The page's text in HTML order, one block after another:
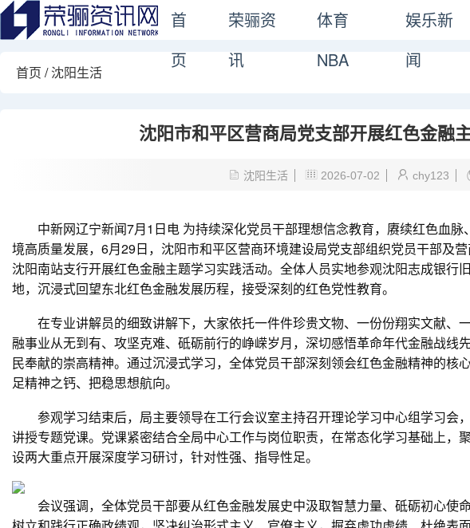
首
页
荣骊资
讯
体育
NBA
娱乐新
闻
首页 /沈阳生活
沈阳市和平区营商局党支部开展红色金融
沈阳生活 2026-07-02 chy123
中新网辽宁新闻7月1日电 为持续深化党员干部理想信念教育，赓续红色血脉
境高质量发展，6月29日，沈阳市和平区营商环境建设局党支部组织党员干部及
沈阳南站支行开展红色金融主题学习实践活动。全体人员实地参观沈阳志成银行
地，沉浸式回望东北红色金融发展历程，接受深刻的红色党性教育。
在专业讲解员的细致讲解下，大家依托一件件珍贵文物、一份份翔实文献、
融事业从无到有、攻坚克难、砥砺前行的峥嵘岁月，深切感悟革命年代金融战线
民奉献的崇高精神。通过沉浸式学习，全体党员干部深刻领会红色金融精神的核
足精神之钙、把稳思想航向。
参观学习结束后，局主要领导在工行会议室主持召开理论学习中心组学习会
讲授专题党课。党课紧密结合全局中心工作与岗位职责，在常态化学习基础上，
设两大重点开展深度学习研讨，针对性强、指导性足。
会议强调，全体党员干部要从红色金融发展史中汲取智慧力量、砥砺初心使